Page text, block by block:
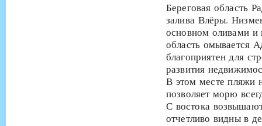
Береговая область
залива Влёры.
основном оливами и
область омывается
благоприятен для
развития
В этом месте пляжи
позволяет морю
С востока
отчетливо видны в